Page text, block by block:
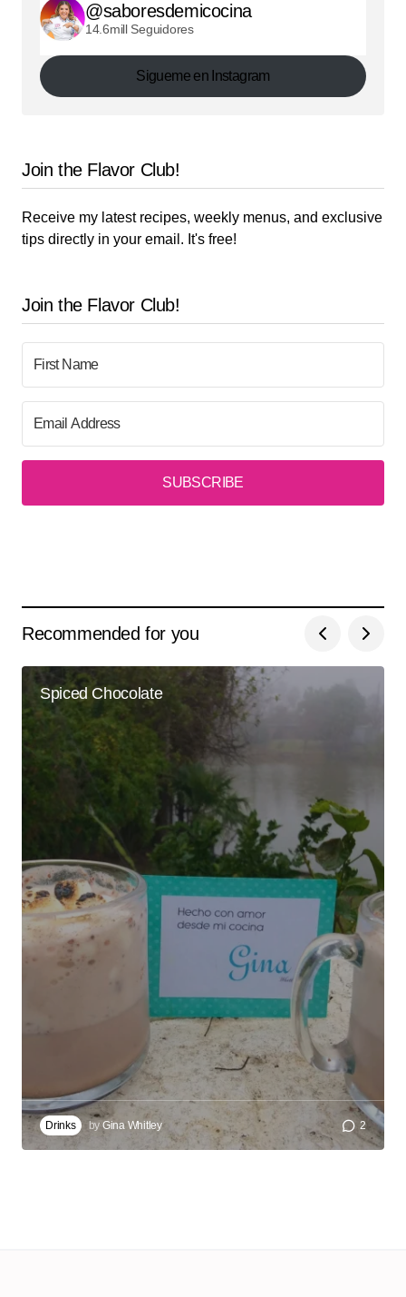
@saboresdemicocina
14.6mill Seguidores
Sigueme en Instagram
Join the Flavor Club!
Receive my latest recipes, weekly menus, and exclusive
tips directly in your email. It's free!
Join the Flavor Club!
SUBSCRIBE
Recommended for you
Spiced Chocolate
Drinks by Gina Whitley 2